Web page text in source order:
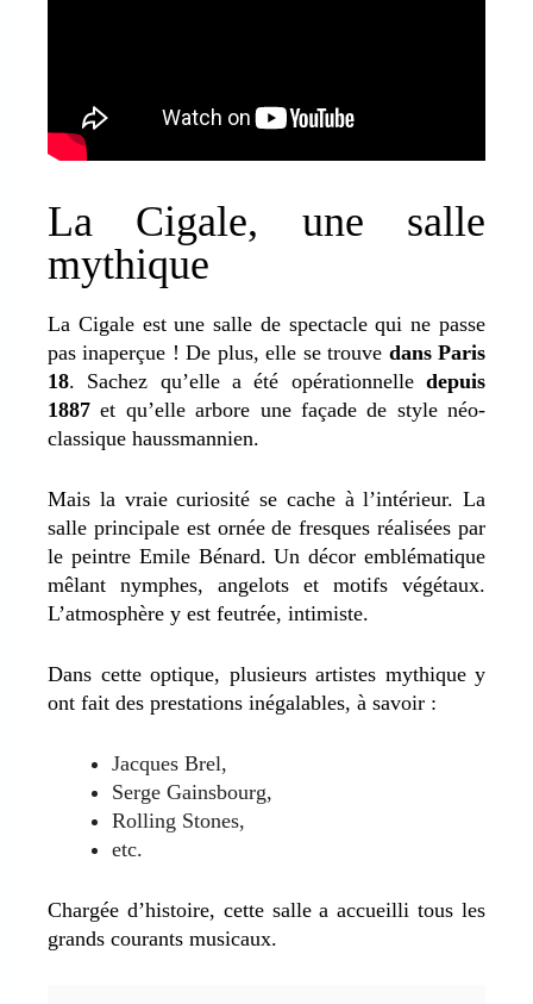
La Cigale, une salle
mythique
La Cigale est une salle de spectacle qui ne passe
pas inaperçue ! De plus, elle se trouve dans Paris
18. Sachez qu’elle a été opérationnelle depuis
1887 et qu’elle arbore une façade de style néo-
classique haussmannien.
Mais la vraie curiosité se cache à l’intérieur. La
salle principale est ornée de fresques réalisées par
le peintre Emile Bénard. Un décor emblématique
mêlant nymphes, angelots et motifs végétaux.
L’atmosphère y est feutrée, intimiste.
Dans cette optique, plusieurs artistes mythique y
ont fait des prestations inégalables, à savoir :
Jacques Brel,
Serge Gainsbourg,
Rolling Stones,
etc.
Chargée d’histoire, cette salle a accueilli tous les
grands courants musicaux.